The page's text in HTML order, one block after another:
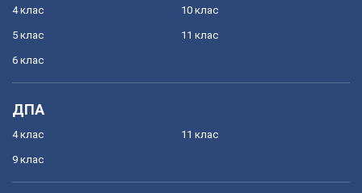
4 клас
5 клас
6 клас
10 клас
11 клас
ДПА
4 клас
9 клас
11 клас